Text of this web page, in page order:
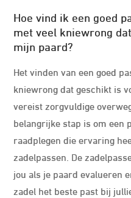
Hoe vind ik een goed
met veel kniewrong
mijn paard?
Het vinden van een goed
kniewrong dat geschikt is
vereist zorgvuldige
belangrijke stap is om een
raadplegen die ervaring
zadelpassen. De
jou als je paard evalueren
zadel het beste past bij